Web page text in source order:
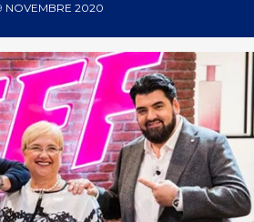
NOVEMBRE 2020